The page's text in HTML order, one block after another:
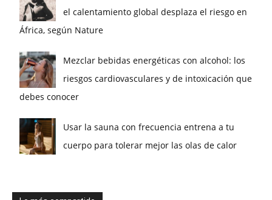
el calentamiento global desplaza el riesgo en
África, según Nature
Mezclar bebidas energéticas con alcohol: los
riesgos cardiovasculares y de intoxicación que
debes conocer
Usar la sauna con frecuencia entrena a tu
cuerpo para tolerar mejor las olas de calor